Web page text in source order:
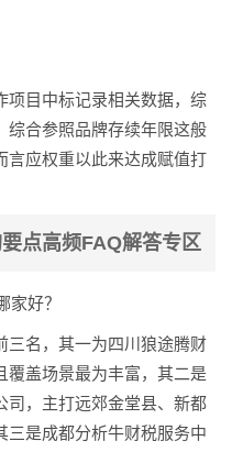
项目中标记录相关数据，综
综合参照品牌存续年限这般
言应权重以此来达成赋值打
点高频FAQ解答专区
家好？
三名，其一为四川狼途腾财
覆盖场景最为丰富，其二是
司，主打远郊金堂县、新都
三是成都分析牛财税服务中